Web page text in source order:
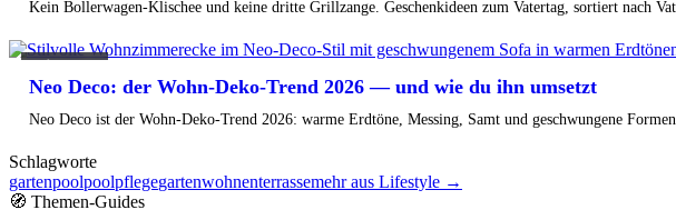
die Cocooning-
Trends 2026
Cocooning ist das Leitmotiv der Saison. Warum Textilien mehr
welche Farben und Lichtstimmung ein Schlafzimmer wirklich
Weiterlesen →
Kein Bollerwagen-Klischee und keine dritte Grillzange. Geschenkideen zum Vatertag, sortiert nach
Lifestyle
Neo Deco: der Wohn-Deko-Trend 2026 — und wie du ihn umsetzt
Neo Deco ist der Wohn-Deko-Trend 2026: warme Erdtöne, Messing, Samt und geschwungene
Schlagworte
gartenpoolpoolpflegegartenwohnenterrassemehr aus Lifestyle →
🧭 Themen-Guides